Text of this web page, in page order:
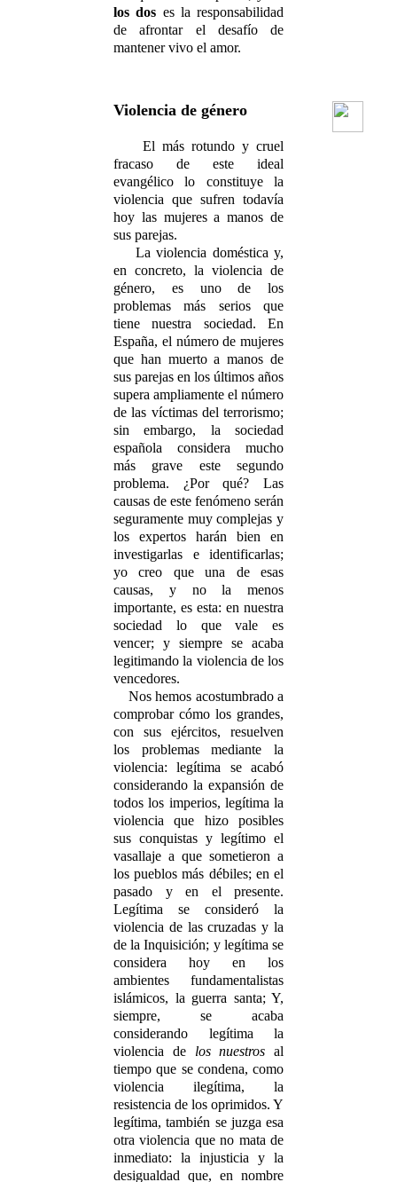
los dos es la responsabilidad
de afrontar el desafío de
mantener vivo el amor.
Violencia de género
El más rotundo y cruel
fracaso de este ideal
evangélico lo constituye la
violencia que sufren todavía
hoy las mujeres a manos de
sus parejas.
La violencia doméstica y,
en concreto, la violencia de
género, es uno de los
problemas más serios que
tiene nuestra sociedad. En
España, el número de mujeres
que han muerto a manos de
sus parejas en los últimos años
supera ampliamente el número
de las víctimas del terrorismo;
sin embargo, la sociedad
española considera mucho
más grave este segundo
problema. ¿Por qué? Las
causas de este fenómeno serán
seguramente muy complejas y
los expertos harán bien en
investigarlas e identificarlas;
yo creo que una de esas
causas, y no la menos
importante, es esta: en nuestra
sociedad lo que vale es
vencer; y siempre se acaba
legitimando la violencia de los
vencedores.
Nos hemos acostumbrado a
comprobar cómo los grandes,
con sus ejércitos, resuelven
los problemas mediante la
violencia: legítima se acabó
considerando la expansión de
todos los imperios, legítima la
violencia que hizo posibles
sus conquistas y legítimo el
vasallaje a que sometieron a
los pueblos más débiles; en el
pasado y en el presente.
Legítima se consideró la
violencia de las cruzadas y la
de la Inquisición; y legítima se
considera hoy en los
ambientes fundamentalistas
islámicos, la guerra santa; Y,
siempre, se acaba
considerando legítima la
violencia de los nuestros al
tiempo que se condena, como
violencia ilegítima, la
resistencia de los oprimidos. Y
legítima, también se juzga esa
otra violencia que no mata de
inmediato: la injusticia y la
desigualdad que, en nombre